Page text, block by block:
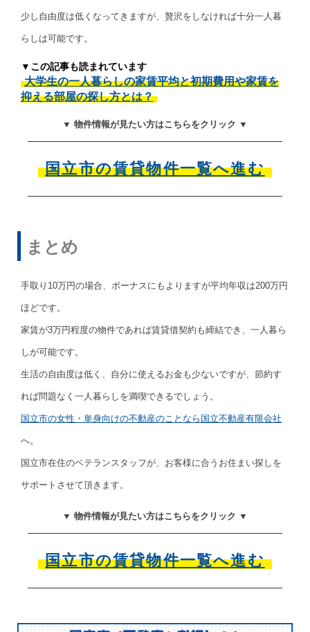
少し自由度は低くなってきますが、贅沢をしなければ十分一人暮
らしは可能です。
▼この記事も読まれています
大学生の一人暮らしの家賃平均と初期費用や家賃を
抑える部屋の探し方とは？
▼ 物件情報が見たい方はこちらをクリック ▼
国立市の賃貸物件一覧へ進む
まとめ
手取り10万円の場合、ボーナスにもよりますが平均年収は200万円
ほどです。
家賃が3万円程度の物件であれば賃貸借契約も締結でき、一人暮ら
しが可能です。
生活の自由度は低く、自分に使えるお金も少ないですが、節約す
れば問題なく一人暮らしを満喫できるでしょう。
国立市の女性・単身向けの不動産のことなら国立不動産有限会社
へ。
国立市在住のベテランスタッフが、お客様に合うお住まい探しを
サポートさせて頂きます。
▼ 物件情報が見たい方はこちらをクリック ▼
国立市の賃貸物件一覧へ進む